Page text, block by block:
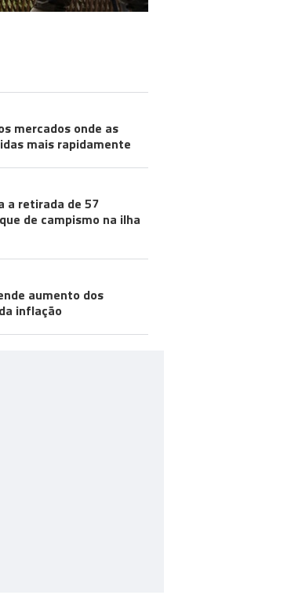
mercados onde as
mais rapidamente
a retirada de 57
de campismo na ilha
aumento dos
inflação